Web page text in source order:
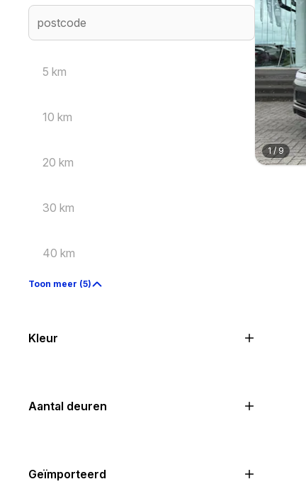
5 km
10 km
20 km
30 km
40 km
Toon meer (5)
Kleur
Aantal deuren
Geïmporteerd
1/9